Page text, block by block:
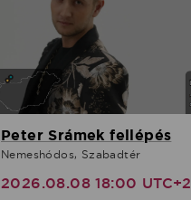
Peter Srámek fellépés
Nemeshódos, Szabadtér
2026.08.08 18:00 UTC+2